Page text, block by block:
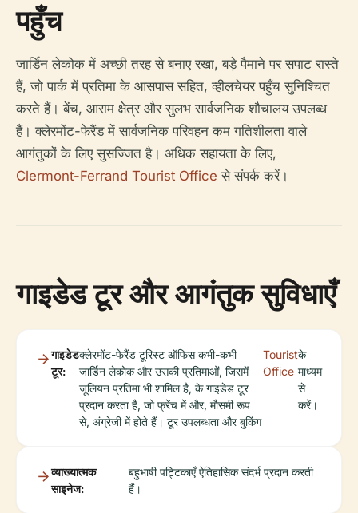
पहुँच
जार्डिन लेकोक में अच्छी तरह से बनाए रखा, बड़े पैमाने पर सपाट रास्ते
हैं, जो पार्क में प्रतिमा के आसपास सहित, व्हीलचेयर पहुँच सुनिश्चित
करते हैं। बेंच, आराम क्षेत्र और सुलभ सार्वजनिक शौचालय उपलब्ध
हैं। क्लेरमोंट-फेरैंड में सार्वजनिक परिवहन कम गतिशीलता वाले
आगंतुकों के लिए सुसज्जित है। अधिक सहायता के लिए,
Clermont-Ferrand Tourist Office से संपर्क करें।
गाइडेड टूर और आगंतुक सुविधाएँ
गाइडेड
टूर:
क्लेरमोंट-फेरैंड टूरिस्ट ऑफिस कभी-कभी
जार्डिन लेकोक और उसकी प्रतिमाओं, जिसमें
जूलियन प्रतिमा भी शामिल है, के गाइडेड टूर
प्रदान करता है, जो फ्रेंच में और, मौसमी रूप
से, अंग्रेजी में होते हैं। टूर उपलब्धता और बुकिंग
Tourist
Office
के
माध्यम
से
करें।
व्याख्यात्मक
साइनेज:
बहुभाषी पट्टिकाएँ ऐतिहासिक संदर्भ प्रदान करती
हैं।